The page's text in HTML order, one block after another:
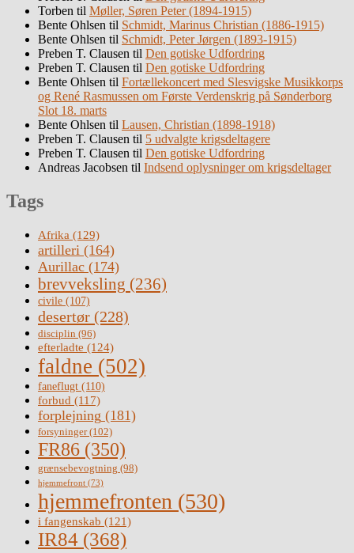
Torben til Møller, Søren Peter (1894-1915)
Bente Ohlsen til Schmidt, Marinus Christian (1886-1915)
Bente Ohlsen til Schmidt, Peter Jørgen (1893-1915)
Preben T. Clausen til Den gotiske Udfordring
Preben T. Clausen til Den gotiske Udfordring
Bente Ohlsen til Fortællekoncert med Slesvigske Musikkorps
og René Rasmussen om Første Verdenskrig på Sønderborg
Slot 18. marts
Bente Ohlsen til Lausen, Christian (1898-1918)
Preben T. Clausen til 5 udvalgte krigsdeltagere
Preben T. Clausen til Den gotiske Udfordring
Andreas Jacobsen til Indsend oplysninger om krigsdeltager
Tags
Afrika (129)
artilleri (164)
Aurillac (174)
brevveksling (236)
civile (107)
desertør (228)
disciplin (96)
efterladte (124)
faldne (502)
faneflugt (110)
forbud (117)
forplejning (181)
forsyninger(102)
FR86 (350)
grænsebevogtning (98)
hjemmefront (73)
hjemmefronten (530)
i fangenskab (121)
IR84 (368)